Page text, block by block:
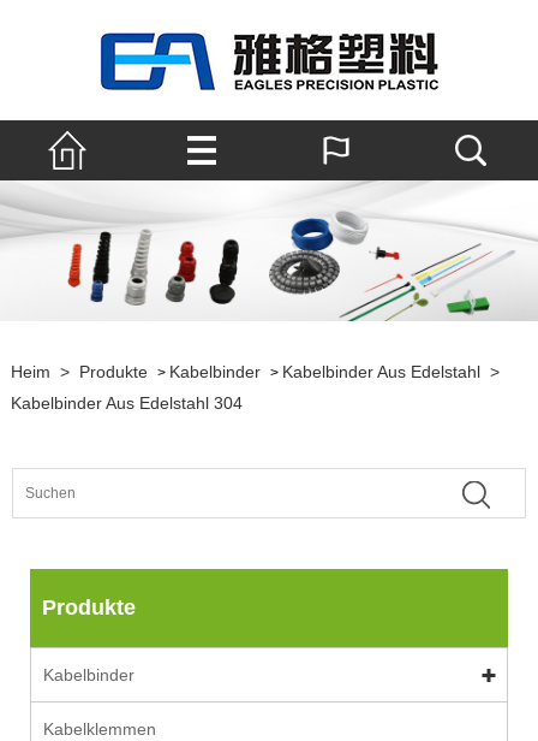
Heim > Produkte > Kabelbinder > Kabelbinder Aus Edelstahl >
Kabelbinder Aus Edelstahl 304
Produkte
Kabelbinder
Kabelklemmen